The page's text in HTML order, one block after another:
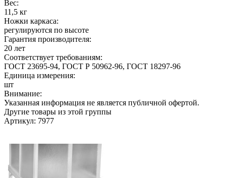
Вес:
11,5 кг
Ножки каркаса:
регулируются по высоте
Гарантия производителя:
20 лет
Соответствует требованиям:
ГОСТ 23695-94, ГОСТ Р 50962-96, ГОСТ 18297-96
Единица измерения:
шт
Внимание:
Указанная информация не является публичной офертой.
Другие товары из этой группы
Артикул: 7977